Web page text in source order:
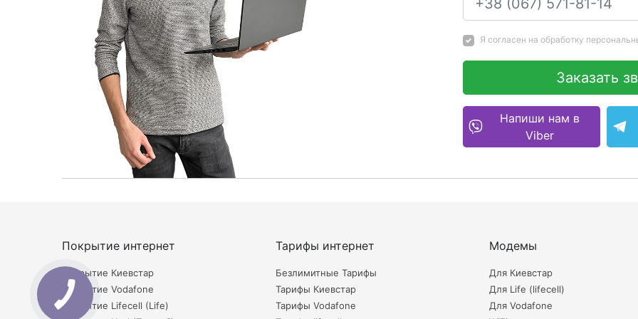
Я согласен на обработку
Заказать
Напиши нам в
Viber
Покрытие интернет
Покрытие Киевстар
Покрытие Vodafone
Покрытие Lifecell (Life)
Тарифы интернет
Безлимитные Тарифы
Тарифы Киевстар
Тарифы Vodafone
Модемы
Для Киевстар
Для Life (lifecell)
Для Vodafone